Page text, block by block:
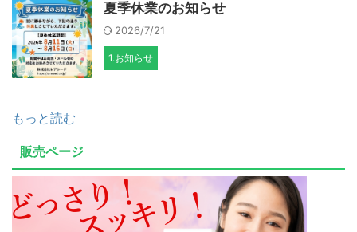
夏季休業のお知らせ
2026/7/21
1.お知らせ
もっと読む
販売ページ